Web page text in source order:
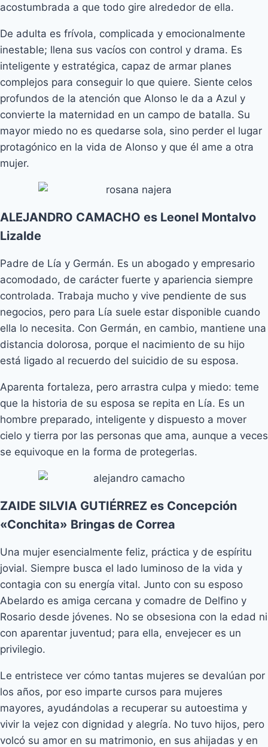
acostumbrada a que todo gire alrededor de ella.
De adulta es frívola, complicada y emocionalmente
inestable; llena sus vacíos con control y drama. Es
inteligente y estratégica, capaz de armar planes
complejos para conseguir lo que quiere. Siente celos
profundos de la atención que Alonso le da a Azul y
convierte la maternidad en un campo de batalla. Su
mayor miedo no es quedarse sola, sino perder el lugar
protagónico en la vida de Alonso y que él ame a otra
mujer.
ALEJANDRO CAMACHO es Leonel Montalvo
Lizalde
Padre de Lía y Germán. Es un abogado y empresario
acomodado, de carácter fuerte y apariencia siempre
controlada. Trabaja mucho y vive pendiente de sus
negocios, pero para Lía suele estar disponible cuando
ella lo necesita. Con Germán, en cambio, mantiene una
distancia dolorosa, porque el nacimiento de su hijo
está ligado al recuerdo del suicidio de su esposa.
Aparenta fortaleza, pero arrastra culpa y miedo: teme
que la historia de su esposa se repita en Lía. Es un
hombre preparado, inteligente y dispuesto a mover
cielo y tierra por las personas que ama, aunque a veces
se equivoque en la forma de protegerlas.
ZAIDE SILVIA GUTIÉRREZ es Concepción
«Conchita» Bringas de Correa
Una mujer esencialmente feliz, práctica y de espíritu
jovial. Siempre busca el lado luminoso de la vida y
contagia con su energía vital. Junto con su esposo
Abelardo es amiga cercana y comadre de Delfino y
Rosario desde jóvenes. No se obsesiona con la edad ni
con aparentar juventud; para ella, envejecer es un
privilegio.
Le entristece ver cómo tantas mujeres se devalúan por
los años, por eso imparte cursos para mujeres
mayores, ayudándolas a recuperar su autoestima y
vivir la vejez con dignidad y alegría. No tuvo hijos, pero
volcó su amor en su matrimonio, en sus ahijadas y en